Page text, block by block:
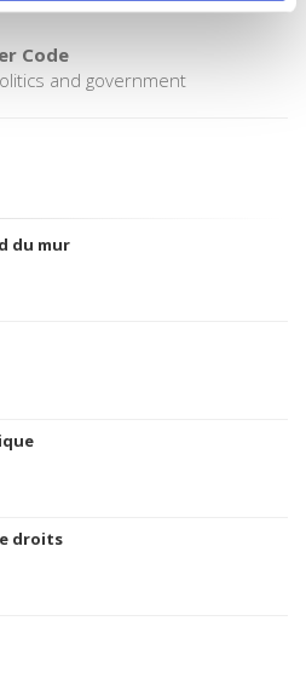
Code
and government
du mur
droits